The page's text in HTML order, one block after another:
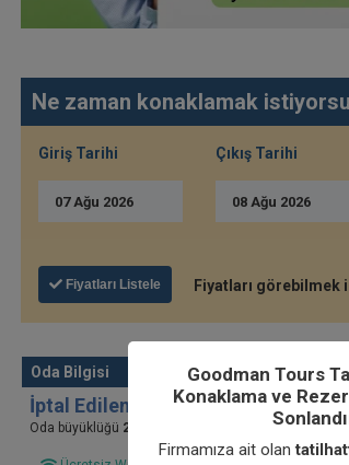
Ne zaman konaklamak
Giriş Tarihi
07Ağu 2026
Çıkış Tarihi
08 Ağu 2026
Fiyatları Listele Fiyatları görebilmek
Oda Bilgisi
İptal Edilemez Standart Oda
Oda büyüklüğü 24 M . Tek Kişilik Yatak(1 Adet) Çift
Goodman Tours
Konaklama ve
Firmamıza ait olan